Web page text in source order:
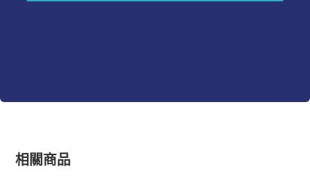
e
:
相關商品